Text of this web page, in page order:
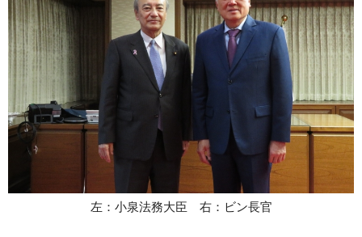
左：小泉法務大臣 右：ビン長官